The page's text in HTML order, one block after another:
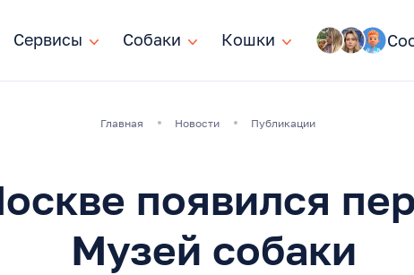
Сервисы
Сервисы Собаки
Собаки Кошки
Кошки
Главная Новости Публикации
появился
Музей собаки